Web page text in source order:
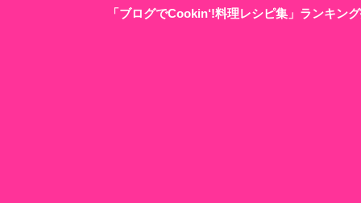
「ブログでCookin‘!料理レシピ集」ランキン